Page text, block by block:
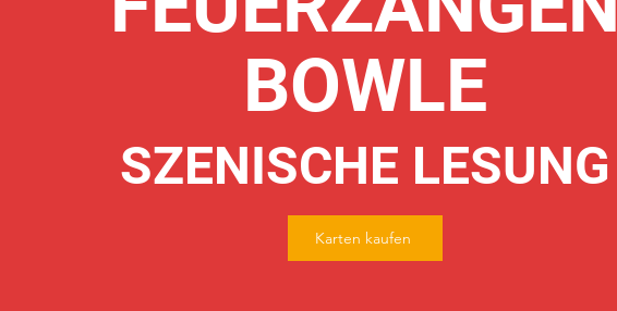
BOWLE
SZENISCHE LESUNG
Karten kaufen